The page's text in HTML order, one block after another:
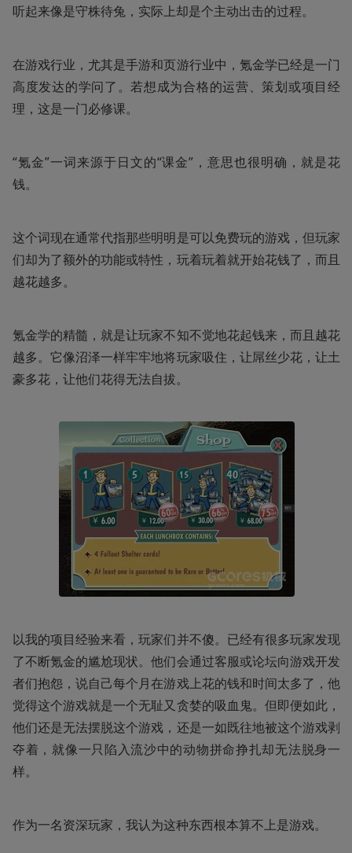
听起来像是守株待兔，实际上却是个主动出击的过程。
在游戏行业，尤其是手游和页游行业中，氪金学已经是一门
高度发达的学问了。若想成为合格的运营、策划或项目经
理，这是一门必修课。
“氪金”一词来源于日文的“课金”，意思也很明确，就是花
钱。
这个词现在通常代指那些明明是可以免费玩的游戏，但玩家
们却为了额外的功能或特性，玩着玩着就开始花钱了，而且
越花越多。
氪金学的精髓，就是让玩家不知不觉地花起钱来，而且越花
越多。它像沼泽一样牢牢地将玩家吸住，让屌丝少花，让土
豪多花，让他们花得无法自拔。
以我的项目经验来看，玩家们并不傻。已经有很多玩家发现
了不断氪金的尴尬现状。他们会通过客服或论坛向游戏开发
者们抱怨，说自己每个月在游戏上花的钱和时间太多了，他
觉得这个游戏就是一个无耻又贪婪的吸血鬼。但即便如此，
他们还是无法摆脱这个游戏，还是一如既往地被这个游戏剥
夺着，就像一只陷入流沙中的动物拼命挣扎却无法脱身一
样。
作为一名资深玩家，我认为这种东西根本算不上是游戏。